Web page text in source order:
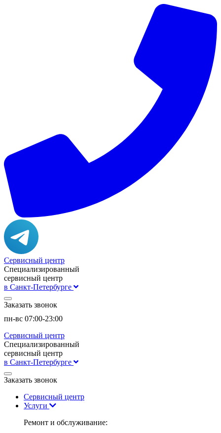
Сервисный центр
Специализированный
сервисный центр
в Санкт-Петербурге
Заказать звонок
пн-вс 07:00-23:00
Сервисный центр
Специализированный
сервисный центр
в Санкт-Петербурге
Заказать звонок
Сервисный центр
Услуги
Ремонт и обслуживание: